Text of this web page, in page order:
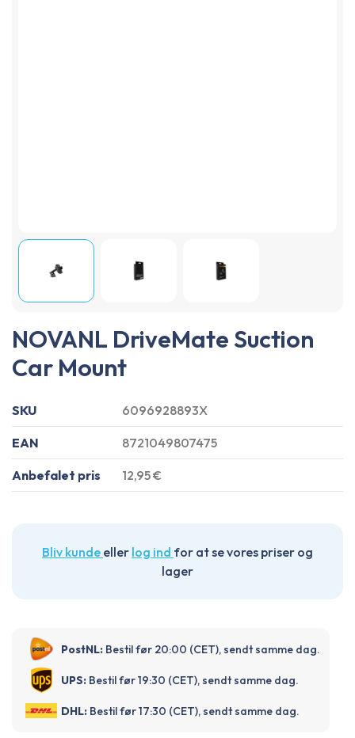
NOVANL DriveMate Suction
Car Mount
SKU 6096928893X
EAN 8721049807475
Anbefalet pris 12,95 €
Bliv kunde eller log ind for at se vores priser og
lager
PostNL: Bestil før 20:00 (CET), sendt samme dag.
UPS: Bestil før 19:30 (CET), sendt samme dag.
DHL: Bestil før 17:30 (CET), sendt samme dag.